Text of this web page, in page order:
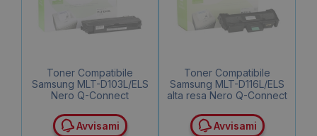
Toner Compatibile
Samsung MLT-D103L/ELS
Nero Q-Connect
Avvisami
Toner Compatibile
Samsung MLT-D116L/ELS
alta resa Nero Q-Connect
Avvisami